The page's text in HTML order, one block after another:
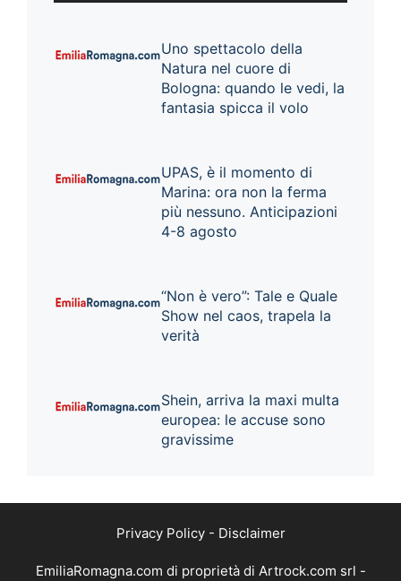
Uno spettacolo della
Natura nel cuore di
Bologna: quando le vedi, la
fantasia spicca il volo
UPAS, è il momento di
Marina: ora non la ferma
più nessuno. Anticipazioni
4-8 agosto
“Non è vero”: Tale e Quale
Show nel caos, trapela la
verità
Shein, arriva la maxi multa
europea: le accuse sono
gravissime
Privacy Policy- Disclaimer
EmiliaRomagna.com di proprietà di Artrock.com srl -